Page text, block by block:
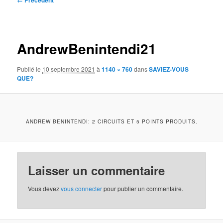
AndrewBenintendi21
Publié le 10 septembre 2021 à1140 × 760dansSAVIEZ-VOUS
QUE?
ANDREW BENINTENDI: 2 CIRCUITS ET 5 POINTS PRODUITS.
Laisser un commentaire
Vous devezvous connecterpour publier un commentaire.